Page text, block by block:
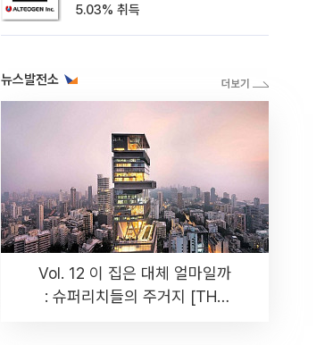
5.03% 취득
뉴스발전소
Vol. 12 이 집은 대체 얼마일까
: 슈퍼리치들의 주거지 [THE